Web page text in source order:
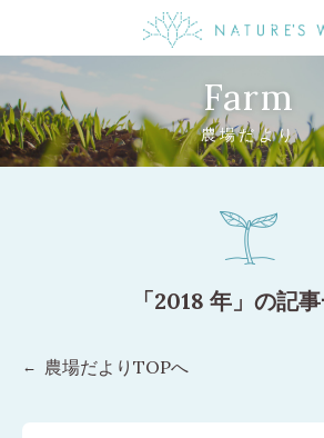
Farm
農場だより
「2018 年」の記
農場だよりTOPへ